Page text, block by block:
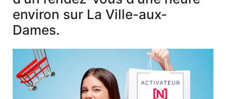
environ sur La Ville-aux-
Dames.